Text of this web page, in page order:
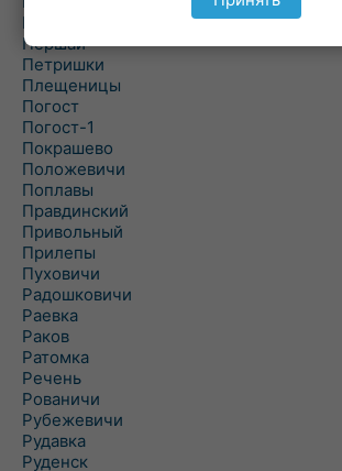
Пастовичи
Першаи
Петришки
Плещеницы
Погост
Погост-1
Покрашево
Положевичи
Поплавы
Правдинский
Привольный
Прилепы
Пуховичи
Радошковичи
Раевка
Раков
Ратомка
Речень
Рованичи
Рубежевичи
Рудавка
Руденск